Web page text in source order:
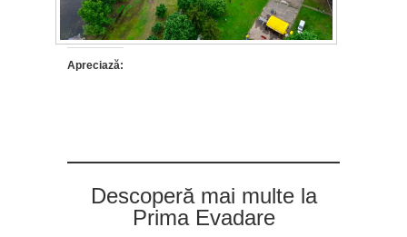
Apreciază:
Descoperă mai multe la
Prima Evadare